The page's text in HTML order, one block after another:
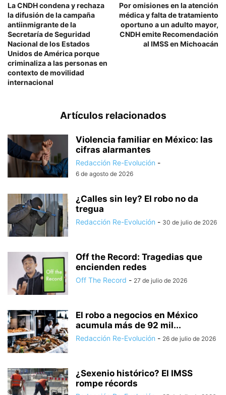
La CNDH condena y rechaza
la difusión de la campaña
antiinmigrante de la
Secretaría de Seguridad
Nacional de los Estados
Unidos de América porque
criminaliza a las personas en
contexto de movilidad
internacional
Por omisiones en la atención
médica y falta de tratamiento
oportuno a un adulto mayor,
CNDH emite Recomendación
al IMSS en Michoacán
Artículos relacionados
Violencia familiar en México: las
cifras alarmantes
Redacción Re-Evolución -
6 de agosto de 2026
¿Calles sin ley? El robo no da
tregua
Redacción Re-Evolución - 30 de julio de 2026
Off the Record: Tragedias que
encienden redes
Off The Record - 27 de julio de 2026
El robo a negocios en México
acumula más de 92 mil...
Redacción Re-Evolución - 26 de julio de 2026
¿Sexenio histórico? El IMSS
rompe récords